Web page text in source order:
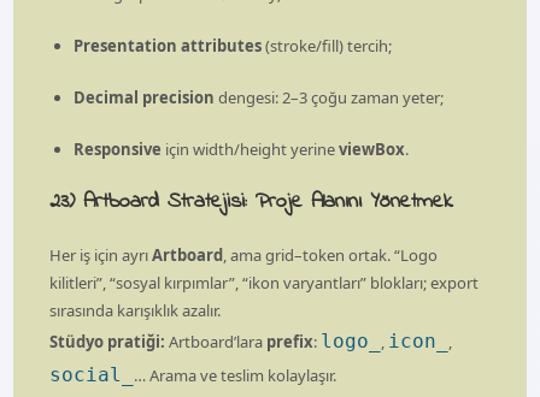
Presentation attributes(stroke/fill) tercih;
Decimal precision dengesi: 2–3 çoğu zaman yeter;
Responsive için width/height yerineviewBox.
23) Artboard Stratejisi: Proje Alanını Yönetmek
Her iş için ayrıArtboard , ama grid–token ortak. “Logo
kilitleri”, “sosyal kırpımlar”, “ikon varyantları” blokları; export
sırasında karışıklık azalır.
Stüdyo pratiği: Artboard’lara prefix: logo_ icon_
social_ … Arama ve teslim kolaylaşır.